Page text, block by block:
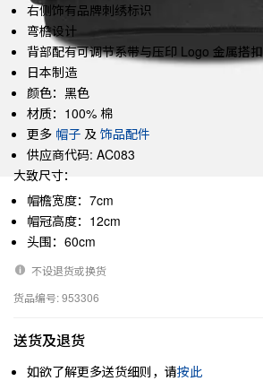
右侧饰有品牌刺绣标识
弯檐设计
背部配有可调节系带与压印 Logo 金属搭扣
日本制造
颜色：黑色
材质：100% 棉
更多 帽子 及 饰品配件
供应商代码: AC083
大致尺寸：
帽檐宽度：7cm
帽冠高度：12cm
头围：60cm
不设退货或换货
货品编号: 953306
送货及退货
如欲了解更多送货细则，请按此